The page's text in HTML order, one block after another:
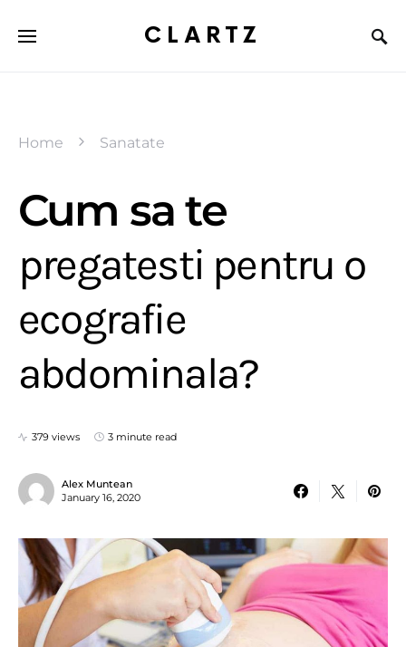
CLARTZ
Home Sanatate
Cum sa te
pregatesti pentru o
ecografie
abdominala?
379 views 3 minute read
Alex Muntean
January 16, 2020